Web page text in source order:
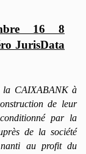
16 8
JurisData
la CAIXABANK à
de leur
par la
de la société
nanti au profit du